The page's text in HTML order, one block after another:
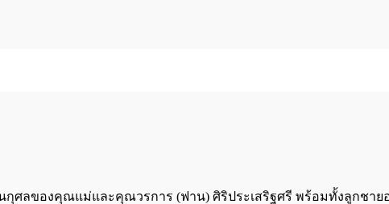
ศลของคุณแม่และคุณวรการ (ฟาน) ศิริประเสริฐศรี พร้อมทั้งลูกชา